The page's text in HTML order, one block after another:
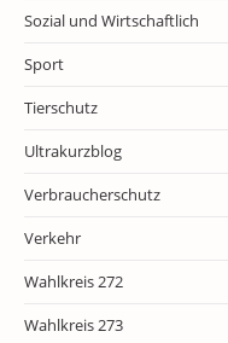
Sozial und Wirtschaftlich
Sport
Tierschutz
Ultrakurzblog
Verbraucherschutz
Verkehr
Wahlkreis 272
Wahlkreis 273